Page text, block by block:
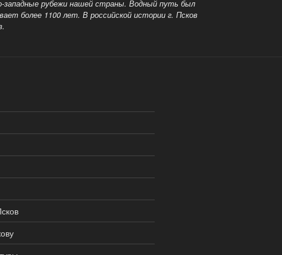
западные рубежи нашей страны. Водный путь был
более 1100 лет. В российской истории г. Псков